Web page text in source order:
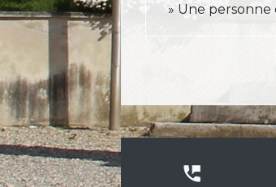
Une
perm_phone_msg